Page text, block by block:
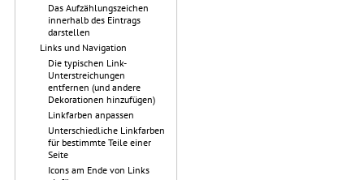
Das Aufzählungszeichen
innerhalb des Eintrags
darstellen
Links und Navigation
Die typischen Link-
Unterstreichungen
entfernen (und andere
Dekorationen hinzufügen)
Linkfarben anpassen
Unterschiedliche Linkfarben
für bestimmte Teile einer
Seite
Icons am Ende von Links